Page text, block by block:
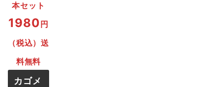
本セット
1980 円
（税込）送
料無料
カゴメ